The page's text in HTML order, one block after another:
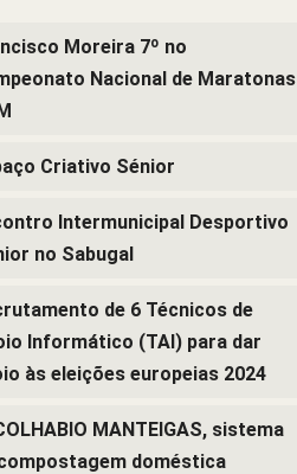
Moreira 7º no
Nacional de Maratonas
Criativo Sénior
Intermunicipal Desportivo
no Sabugal
de 6 Técnicos de
Informático (TAI) para dar
às eleições europeias 2024
MANTEIGAS, sistema
doméstica